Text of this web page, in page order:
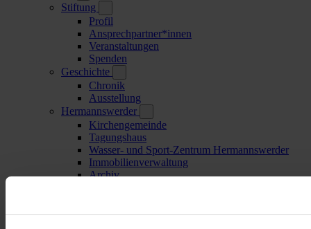
Stiftung
Profil
Ansprechpartner*innen
Veranstaltungen
Spenden
Geschichte
Chronik
Ausstellung
Hermannswerder
Kirchengemeinde
Tagungshaus
Wasser- und Sport-Zentrum Hermannswerder
Immobilienverwaltung
Archiv